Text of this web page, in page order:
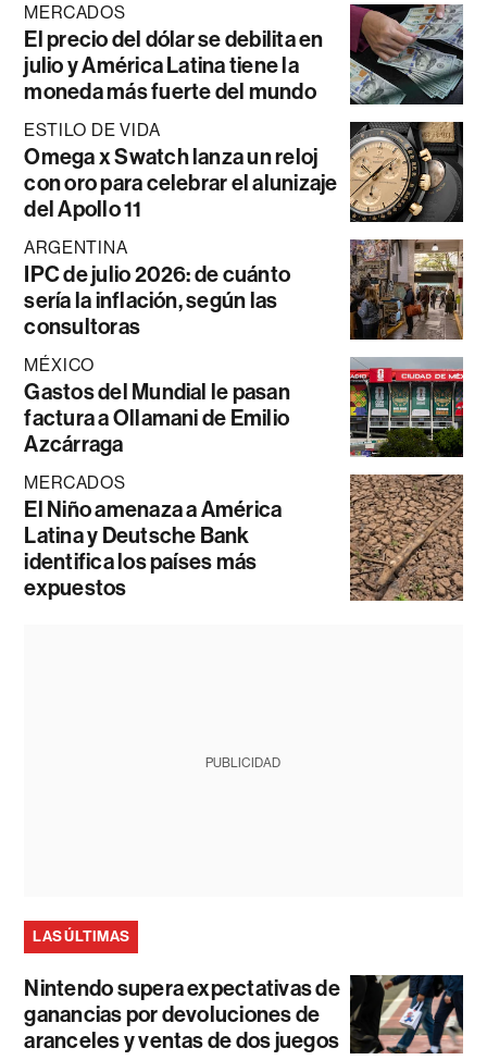
MERCADOS
El precio del dólar se debilita en
julio y América Latina tiene la
moneda más fuerte del mundo
ESTILO DE VIDA
Omega x Swatch lanza un reloj
con oro para celebrar el alunizaje
del Apollo 11
ARGENTINA
IPC de julio 2026: de cuánto
sería la inflación, según las
consultoras
MÉXICO
Gastos del Mundial le pasan
factura a Ollamani de Emilio
Azcárraga
MERCADOS
El Niño amenaza a América
Latina y Deutsche Bank
identifica los países más
expuestos
PUBLICIDAD
LAS ÚLTIMAS
Nintendo supera expectativas de
ganancias por devoluciones de
aranceles y ventas de dos juegos